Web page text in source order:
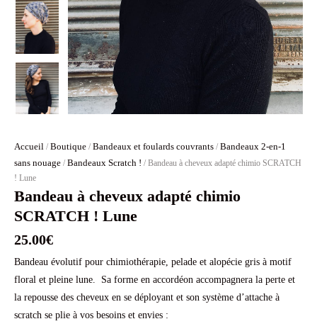
Accueil / Boutique / Bandeaux et foulards couvrants / Bandeaux 2-en-1
sans nouage / Bandeaux Scratch ! / Bandeau à cheveux adapté chimio SCRATCH
! Lune
Bandeau à cheveux adapté chimio
SCRATCH ! Lune
25.00€
Bandeau évolutif pour chimiothérapie, pelade et alopécie gris à motif
floral et pleine lune. Sa forme en accordéon accompagnera la perte et
la repousse des cheveux en se déployant et son système d’attache à
scratch se plie à vos besoins et envies :